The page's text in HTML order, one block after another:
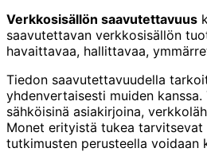
Verkkosisällön saavutettavuus
saavutettavan verkkosisällön
havaittavaa, hallittavaa,
Tiedon saavutettavuudella
yhdenvertaisesti muiden
sähköisinä asiakirjoina,
Monet erityistä tukea
tutkimusten perusteella voidaan